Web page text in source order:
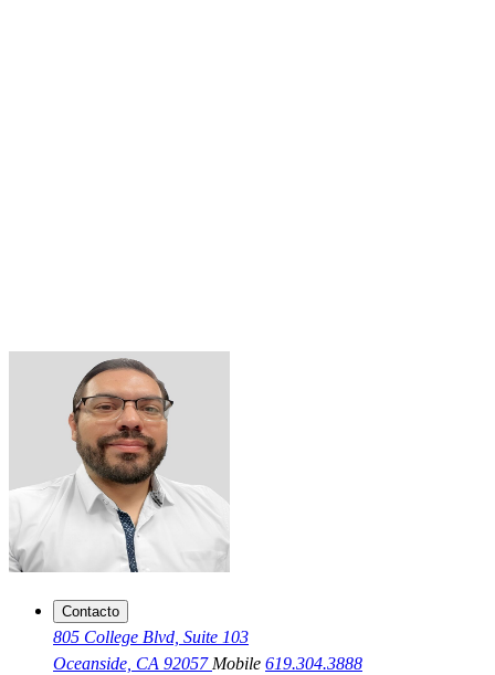
Contacto
805 College Blvd, Suite 103
Oceanside, CA 92057 Mobile 619.304.3888